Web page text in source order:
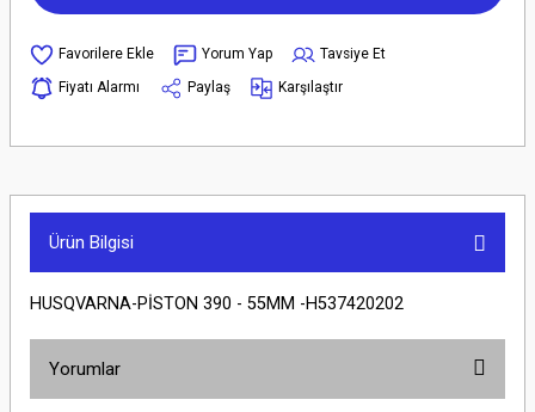
Yorum Yap
Tavsiye Et
Fiyatı Alarmı
Paylaş Karşılaştır
Ürün Bilgisi
HUSQVARNA-PİSTON 390 - 55MM -H537420202
Yorumlar